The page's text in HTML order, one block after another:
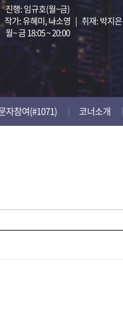
대청호마라톤
트스쿨
Hub
진행: 임규호(월~금)
가: 유혜미, 나소영 | 취재: 박지은
월~ 금 18:05 ~ 20:00
자참여(#1071) 코너소개